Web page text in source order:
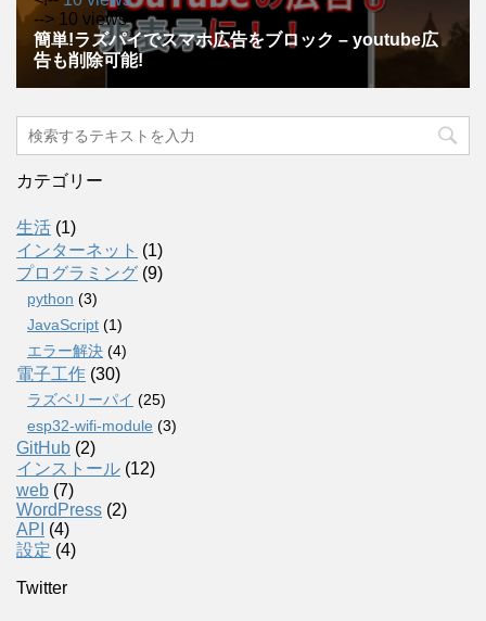
カテゴリー
生活 (1)
インターネット (1)
プログラミング (9)
python (3)
JavaScript (1)
エラー解決 (4)
電子工作 (30)
ラズベリーパイ (25)
esp32-wifi-module (3)
GitHub (2)
インストール (12)
web (7)
WordPress (2)
API (4)
設定 (4)
Twitter